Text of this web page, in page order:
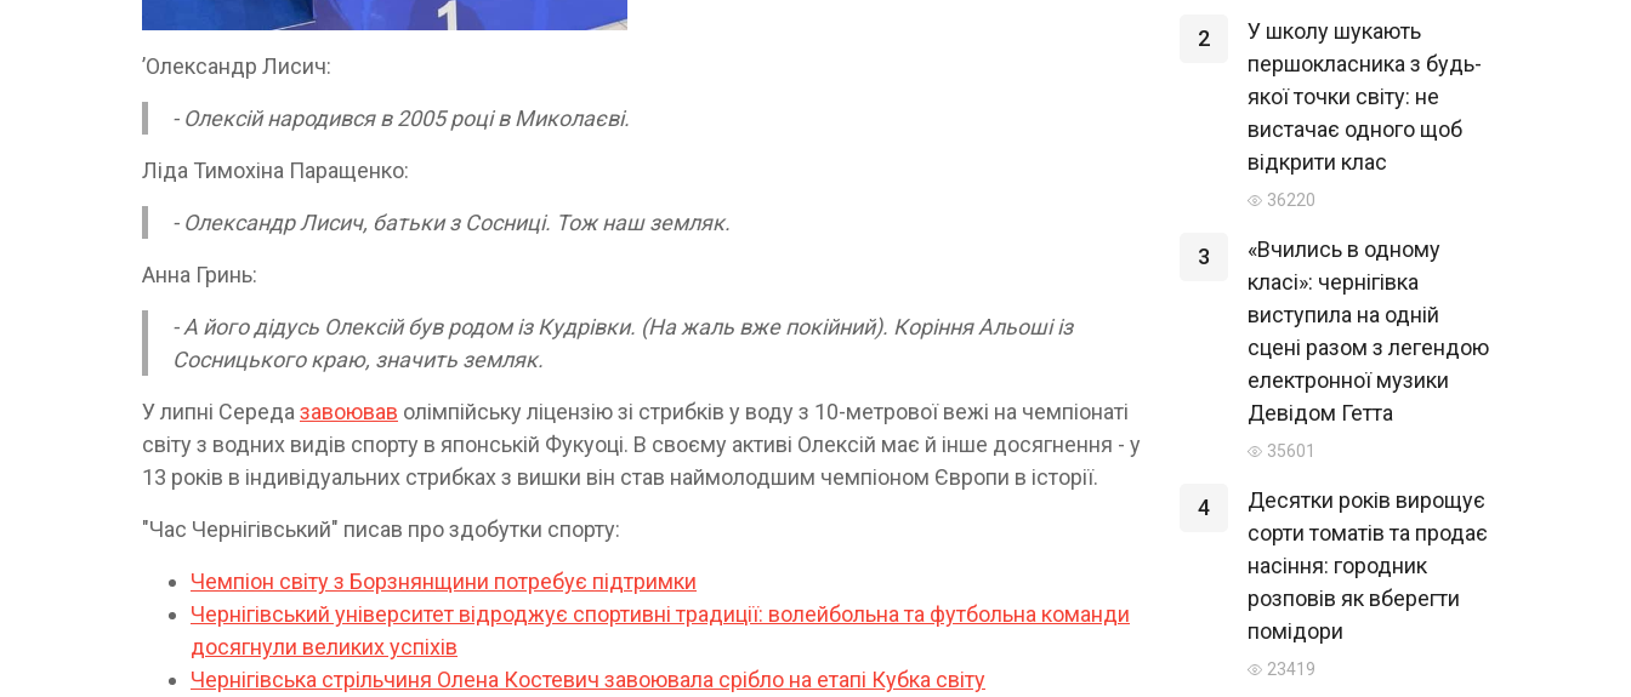
ʼОлександр Лисич:
- Олексій народився в 2005 році в Миколаєві.
Ліда Тимохіна Паращенко:
- Олександр Лисич, батьки з Сосниці. Тож наш земляк.
Анна Гринь:
- А його дідусь Олексій був родом із Кудрівки. (На жаль вже покійний). Коріння Альоші із
Сосницького краю, значить земляк.
У липні Середа завоював олімпійську ліцензію зі стрибків у воду з 10-метрової вежі на чемпіонаті
світу з водних видів спорту в японській Фукуоці. В своєму активі Олексій має й інше досягнення - у
13 років в індивідуальних стрибках з вишки він став наймолодшим чемпіоном Європи в історії.
"Час Чернігівський" писав про здобутки спорту:
Чемпіон світу з Борзнянщини потребує підтримки
Чернігівський університет відроджує спортивні традиції: волейбольна та футбольна команди
досягнули великих успіхів
Чернігівська стрільчиня Олена Костевич завоювала срібло на етапі Кубка світу
2
У школу шукають
першокласника з будь-
якої точки світу: не
вистачає одного щоб
відкрити клас
36220
3
«Вчились в одному
класі»: чернігівка
виступила на одній
сцені разом з легендою
електронної музики
Девідом Гетта
35601
4
Десятки років вирощує
сорти томатів та продає
насіння: городник
розповів як вберегти
помідори
23419